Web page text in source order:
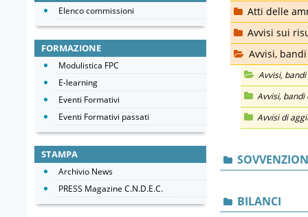
Atti delle
Avvisi sui
Avvisi,
Avvisi,
Avvisi,
Avvisi di
BILANCI
Elenco commissioni
FORMAZIONE
Modulistica FPC
E-learning
Eventi Formativi
Eventi Formativi passati
STAMPA
Archivio News
PRESS Magazine C.N.D.E.C.